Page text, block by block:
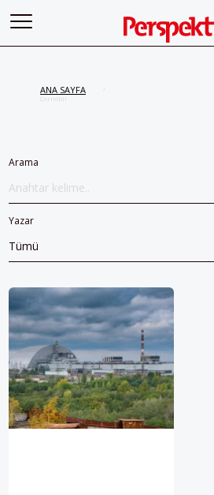
ANA SAYFA
Çernobil
Arama
Yazar
Tümü